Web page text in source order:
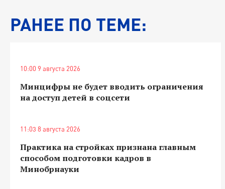
РАНЕЕ ПО ТЕМЕ:
10:00 9 августа 2026
Минцифры не будет вводить ограничения
на доступ детей в соцсети
11:03 8 августа 2026
Практика на стройках признана главным
способом подготовки кадров в
Минобрнауки